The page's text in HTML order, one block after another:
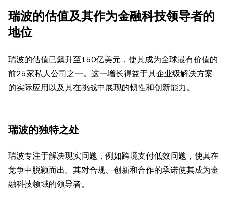
瑞波的估值及其作为金融科技领导者的
地位
瑞波的估值已飙升至150亿美元，使其成为全球最有价值的
前25家私人公司之一。这一增长得益于其企业级解决方案
的实际应用以及其在挑战中展现的韧性和创新能力。
瑞波的独特之处
瑞波专注于解决现实问题，例如跨境支付低效问题，使其在
竞争中脱颖而出。其对合规、创新和合作的承诺使其成为金
融科技领域的领导者。